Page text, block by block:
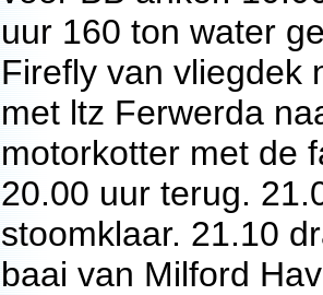
uur 160 ton water
Firefly van vliegdek
met ltz Ferwerda
motorkotter met de
20.00 uur terug.
stoomklaar. 21.10
baai van Milford